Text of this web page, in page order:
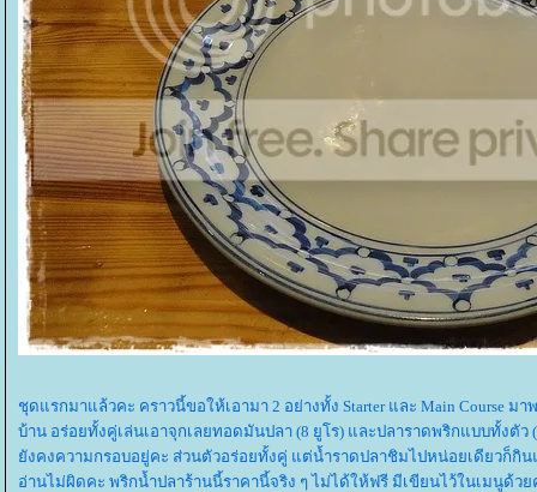
ชุดแรกมาแล้วคะ คราวนี้ขอให้เอามา 2 อย่างทั้ง Starter และ Main Course ม
บ้าน อร่อยทั้งคู่เล่นเอาจุกเลยทอดมันปลา (8 ยูโร) และปลาราดพริกแบบทั้งตัว
งคงความกรอบอยู่คะ ส่วนตัวอร่อยทั้งคู่ แต่น้ำราดปลาชิมไปหน่อยเดียวก็กิน
อ่านไม่ผิดคะ พริกน้ำปลาร้านนี้ราคานี้จริง ๆ ไม่ได้ให้ฟรี มีเขียนไว้ในเมนูด้วย